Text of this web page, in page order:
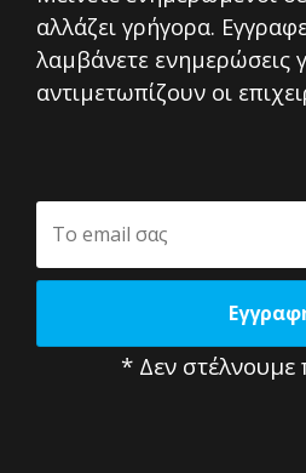
αλλάζει γρήγορα.
λαμβάνετε ενημερώσεις
αντιμετωπίζουν οι
* Δεν στέλνουμε